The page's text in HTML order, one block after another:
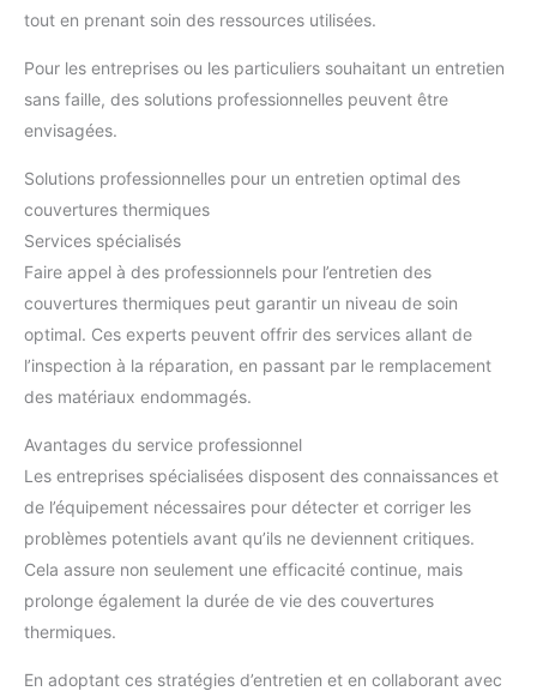
tout en prenant soin des ressources utilisées.
Pour les entreprises ou les particuliers souhaitant un entretien
sans faille, des solutions professionnelles peuvent être
envisagées.
Solutions professionnelles pour un entretien optimal des
couvertures thermiques
Services spécialisés
Faire appel à des professionnels pour l’entretien des
couvertures thermiques peut garantir un niveau de soin
optimal. Ces experts peuvent offrir des services allant de
l’inspection à la réparation, en passant par le remplacement
des matériaux endommagés.
Avantages du service professionnel
Les entreprises spécialisées disposent des connaissances et
de l’équipement nécessaires pour détecter et corriger les
problèmes potentiels avant qu’ils ne deviennent critiques.
Cela assure non seulement une efficacité continue, mais
prolonge également la durée de vie des couvertures
thermiques.
En adoptant ces stratégies d’entretien et en collaborant avec